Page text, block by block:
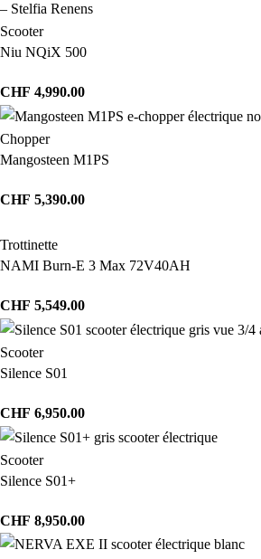
Scooter
Niu NQiX 500
CHF 4,990.00
Chopper
Mangosteen M1PS
CHF 5,390.00
Trottinette
NAMI Burn-E 3 Max 72V40AH
CHF 5,549.00
Scooter
Silence S01
CHF 6,950.00
Scooter
Silence S01+
CHF 8,950.00